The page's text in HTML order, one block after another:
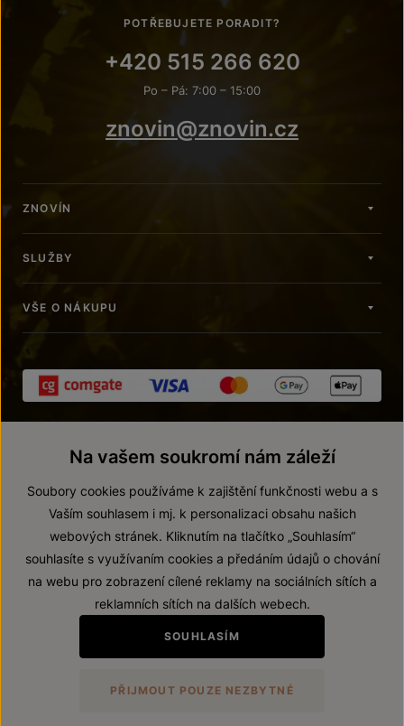
POTŘEBUJETE PORADIT?
+420 515 266 620
Po – Pá: 7:00 – 15:00
znovin@znovin.cz
ZNOVÍN
SLUŽBY
VŠE O NÁKUPU
© 2026 ZNOVÍN ZNOJMO, a. s.
Prohlášení o přístupnosti
Zákaz prodeje alkoholických nápojů osobám mladším 18 let.
VytvořilwebProgress
Na vašem soukromí nám záleží
Soubory cookies používáme k zajištění funkčnosti webu a s
Vaším souhlasem i mj. k personalizaci obsahu našich
webových stránek. Kliknutím na tlačítko „Souhlasím“
souhlasíte s využívaním cookies a předáním údajů o chování
na webu pro zobrazení cílené reklamy na sociálních sítích a
reklamních sítích na dalších webech.
SOUHLASÍM
PŘIJMOUT POUZE NEZBYTNÉ